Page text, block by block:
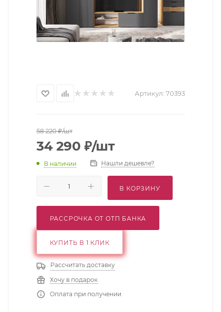
Артикул: 70393
58 220₽/шт
34 290 ₽/шт
В наличии Нашли дешевле?
В КОРЗИНУ
РАССРОЧКА ОТ ОТП БАНКА
КУПИТЬ В 1 КЛИК
Рассчитать доставку
Хочу в подарок
Оплата при получении